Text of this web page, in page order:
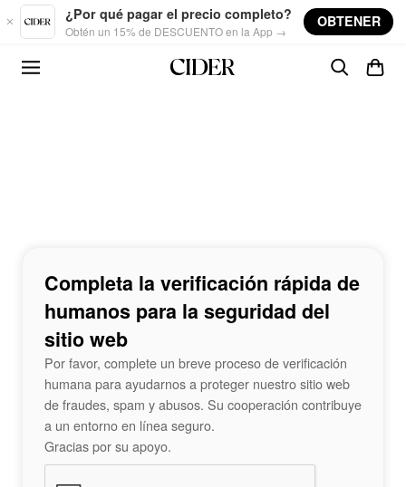
Skip to main content
¿Por qué pagar el precio completo?
Obtén un 15% de DESCUENTO en la App →
OBTENER
Completa la verificación rápida de
humanos para la seguridad del
sitio web
Por favor, complete un breve proceso de verificación
humana para ayudarnos a proteger nuestro sitio web
de fraudes, spam y abusos. Su cooperación contribuye
a un entorno en línea seguro.
Gracias por su apoyo.